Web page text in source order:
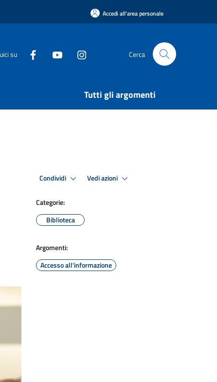
Accedi all'area personale
su Cerca
Tutti gli argomenti
Condividi Vedi azioni
Categorie:
Biblioteca
Argomenti:
Accesso all'informazione